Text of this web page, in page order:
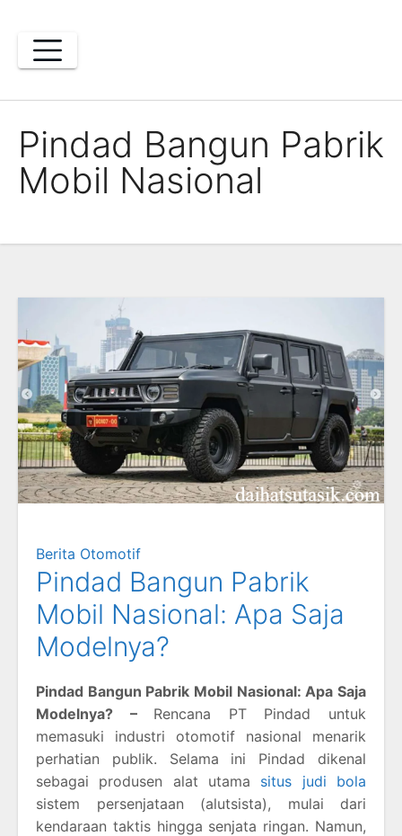
content
Pindad Bangun Pabrik
Mobil Nasional
Berita Otomotif
Pindad Bangun Pabrik
Mobil Nasional: Apa Saja
Modelnya?
Pindad Bangun Pabrik Mobil Nasional: Apa Saja
Modelnya? – Rencana PT Pindad untuk
memasuki industri otomotif nasional menarik
perhatian publik. Selama ini Pindad dikenal
sebagai produsen alat utama situs judi bola
sistem persenjataan (alutsista), mulai dari
kendaraan taktis hingga senjata ringan. Namun,